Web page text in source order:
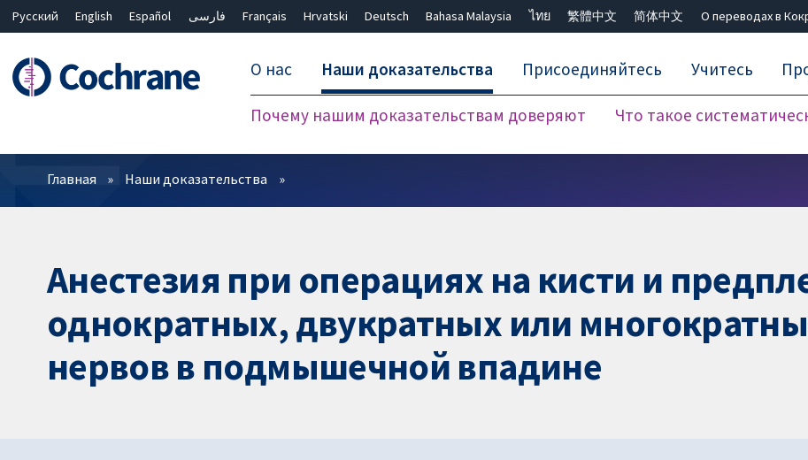
Русский English Español فارسی Français Hrvatski Deutsch Bahasa Malaysia ไทย 繁體中文 简体中文 О переводах в
О нас Наши доказательства
Почему нашим доказательствам доверяют Что такое
Присоединяйтесь Учитесь
Фильтры
Главная Наши доказательства
Анестезия при операциях на кисти и
однократных, двукратных или
нервов в подмышечной впадине